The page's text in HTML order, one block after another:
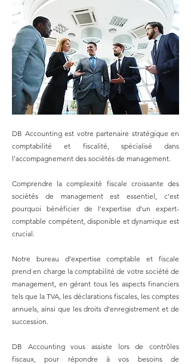
DB Accounting est votre partenaire stratégique en
comptabilité et fiscalité, spécialisé dans
l'accompagnement des sociétés de management.
Comprendre la complexité fiscale croissante des
sociétés de management est essentiel, c'est
pourquoi bénéficier de l'expertise d'un expert-
comptable compétent, disponible et dynamique est
crucial.
Notre bureau d’expertise comptable et fiscale
prend en charge la comptabilité de votre société de
management, en gérant tous les aspects financiers
tels que la TVA, les déclarations fiscales, les comptes
annuels, ainsi que les droits d'enregistrement et de
succession.
DB Accounting vous assiste lors de contrôles
fiscaux, pour répondre à vos besoins de